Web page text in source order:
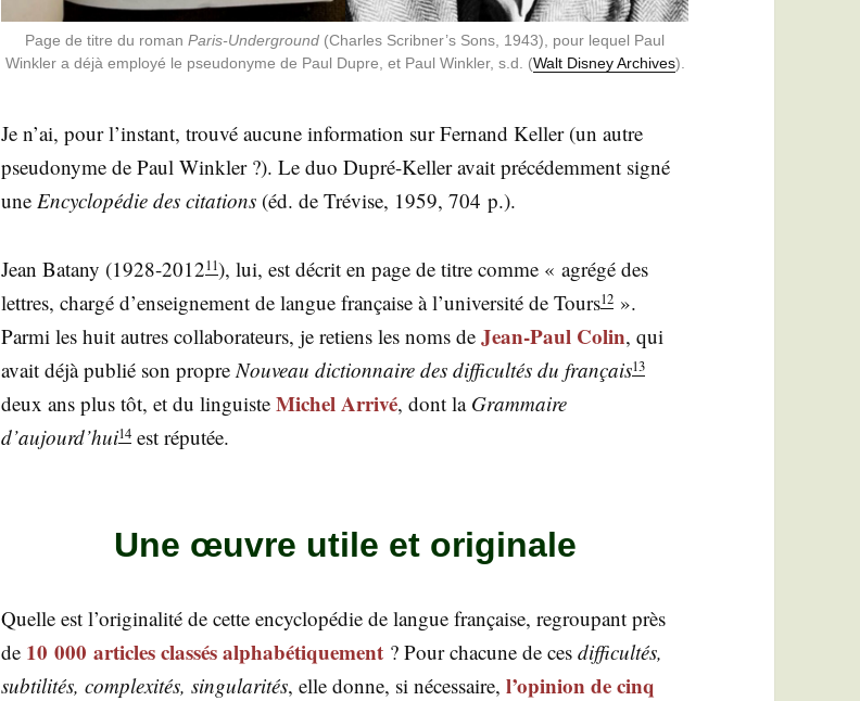
Page de titre du romanParis-Under­ground (Charles Scrib­ner’s Sons, 1943), pour lequel Paul
Wink­ler a déjà employé le pseu­do­nyme de Paul Dupre, et Paul Wink­ler, s.d. (Walt Dis­ney Archives).
Je n’ai, pour l’ins­tant, trou­vé aucune infor­ma­tion sur Fer­nand Kel­ler (un autre
pseu­do­nyme de Paul Wink­ler ?). Le duo Dupré-Kel­ler avait pré­cé­dem­ment signé
une Ency­clo­pé­die des cita­tions (éd. de Tré­vise, 1959, 704 p.).
Jean Bata­ny (1928-201211), lui, est décrit en page de titre comme « agré­gé des
lettres, char­gé d’enseignement de langue fran­çaise à l’université de Tours12 ».
Par­mi les huit autres col­la­bo­ra­teurs, je retiens les noms deJean-Paul Colin, qui
avait déjà publié son propre Nou­veau dic­tion­naire des dif­fi­cul­tés du fran­çais13
deux ans plus tôt, et du lin­guisteMichel Arri­vé, dont la Gram­maire
d’aujourd’hui14 est réputée.
Une œuvre utile et originale
Quelle est l’o­ri­gi­na­li­té de cette ency­clo­pé­die de langue fran­çaise, regrou­pant près
de 10 000 articles clas­sés alpha­bé­ti­que­ment ? Pour cha­cune de cesdif­fi­cul­tés,
sub­ti­li­tés, com­plexi­tés, sin­gu­la­ri­tés, elle donne, si néces­saire,l’opinion de cinq